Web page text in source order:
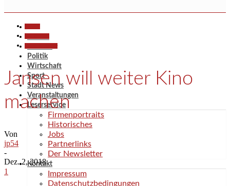
Politik
Wirtschaft
Sport
Stadt News
Veranstaltungen
Leserservice
Firmenportraits
Historisches
Jobs
Partnerlinks
Der Newsletter
Kontakt
Impressum
Datenschutzbedingungen
Jansen will weiter Kino
machen
Von
jp54
-
Dez. 2, 2018
1